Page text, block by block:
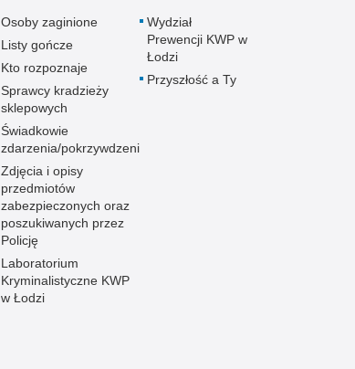
Osoby zaginione
Listy gończe
Kto rozpoznaje
Sprawcy kradzieży
sklepowych
Świadkowie
zdarzenia/pokrzywdzeni
Zdjęcia i opisy
przedmiotów
zabezpieczonych oraz
poszukiwanych przez
Policję
Laboratorium
Kryminalistyczne KWP
w Łodzi
Wydział
Prewencji KWP w
Łodzi
Przyszłość a Ty